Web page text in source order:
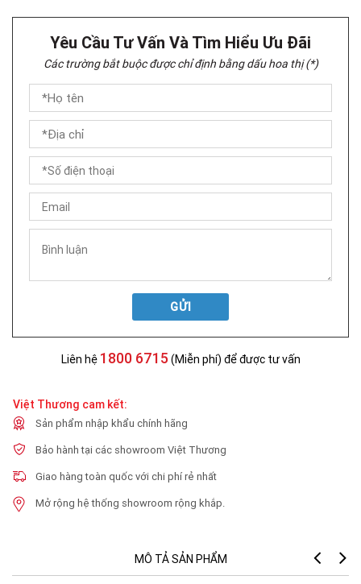
Yêu Cầu Tư Vấn Và Tìm Hiểu Ưu Đãi
Các trường bắt buộc được chỉ định bằng dấu hoa thị (*)
GỬI
Liên hệ 1800 6715 (Miễn phí) để được tư vấn
Việt Thương cam kết:
Sản phẩm nhập khẩu chính hãng
Bảo hành tại các showroom Việt Thương
Giao hàng toàn quốc với chi phí rẻ nhất
Mở rộng hệ thống showroom rộng khắp.
MÔ TẢ SẢN PHẨM